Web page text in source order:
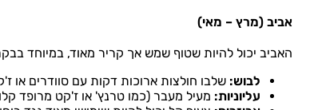
אביב (מרץ – מאי)
האביב יכול להיות שטוף שמש אך קריר מאוד, במיוחד
לבוש: שלבו חולצות ארוכות דקות עם סוודרים או
עליוניות: מעיל מעבר (כמו טרנץ' או ז'קט מרופד